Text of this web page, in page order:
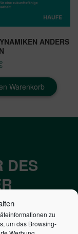
zu
um das Browsing-
ANDERS
Warenkorb
DES